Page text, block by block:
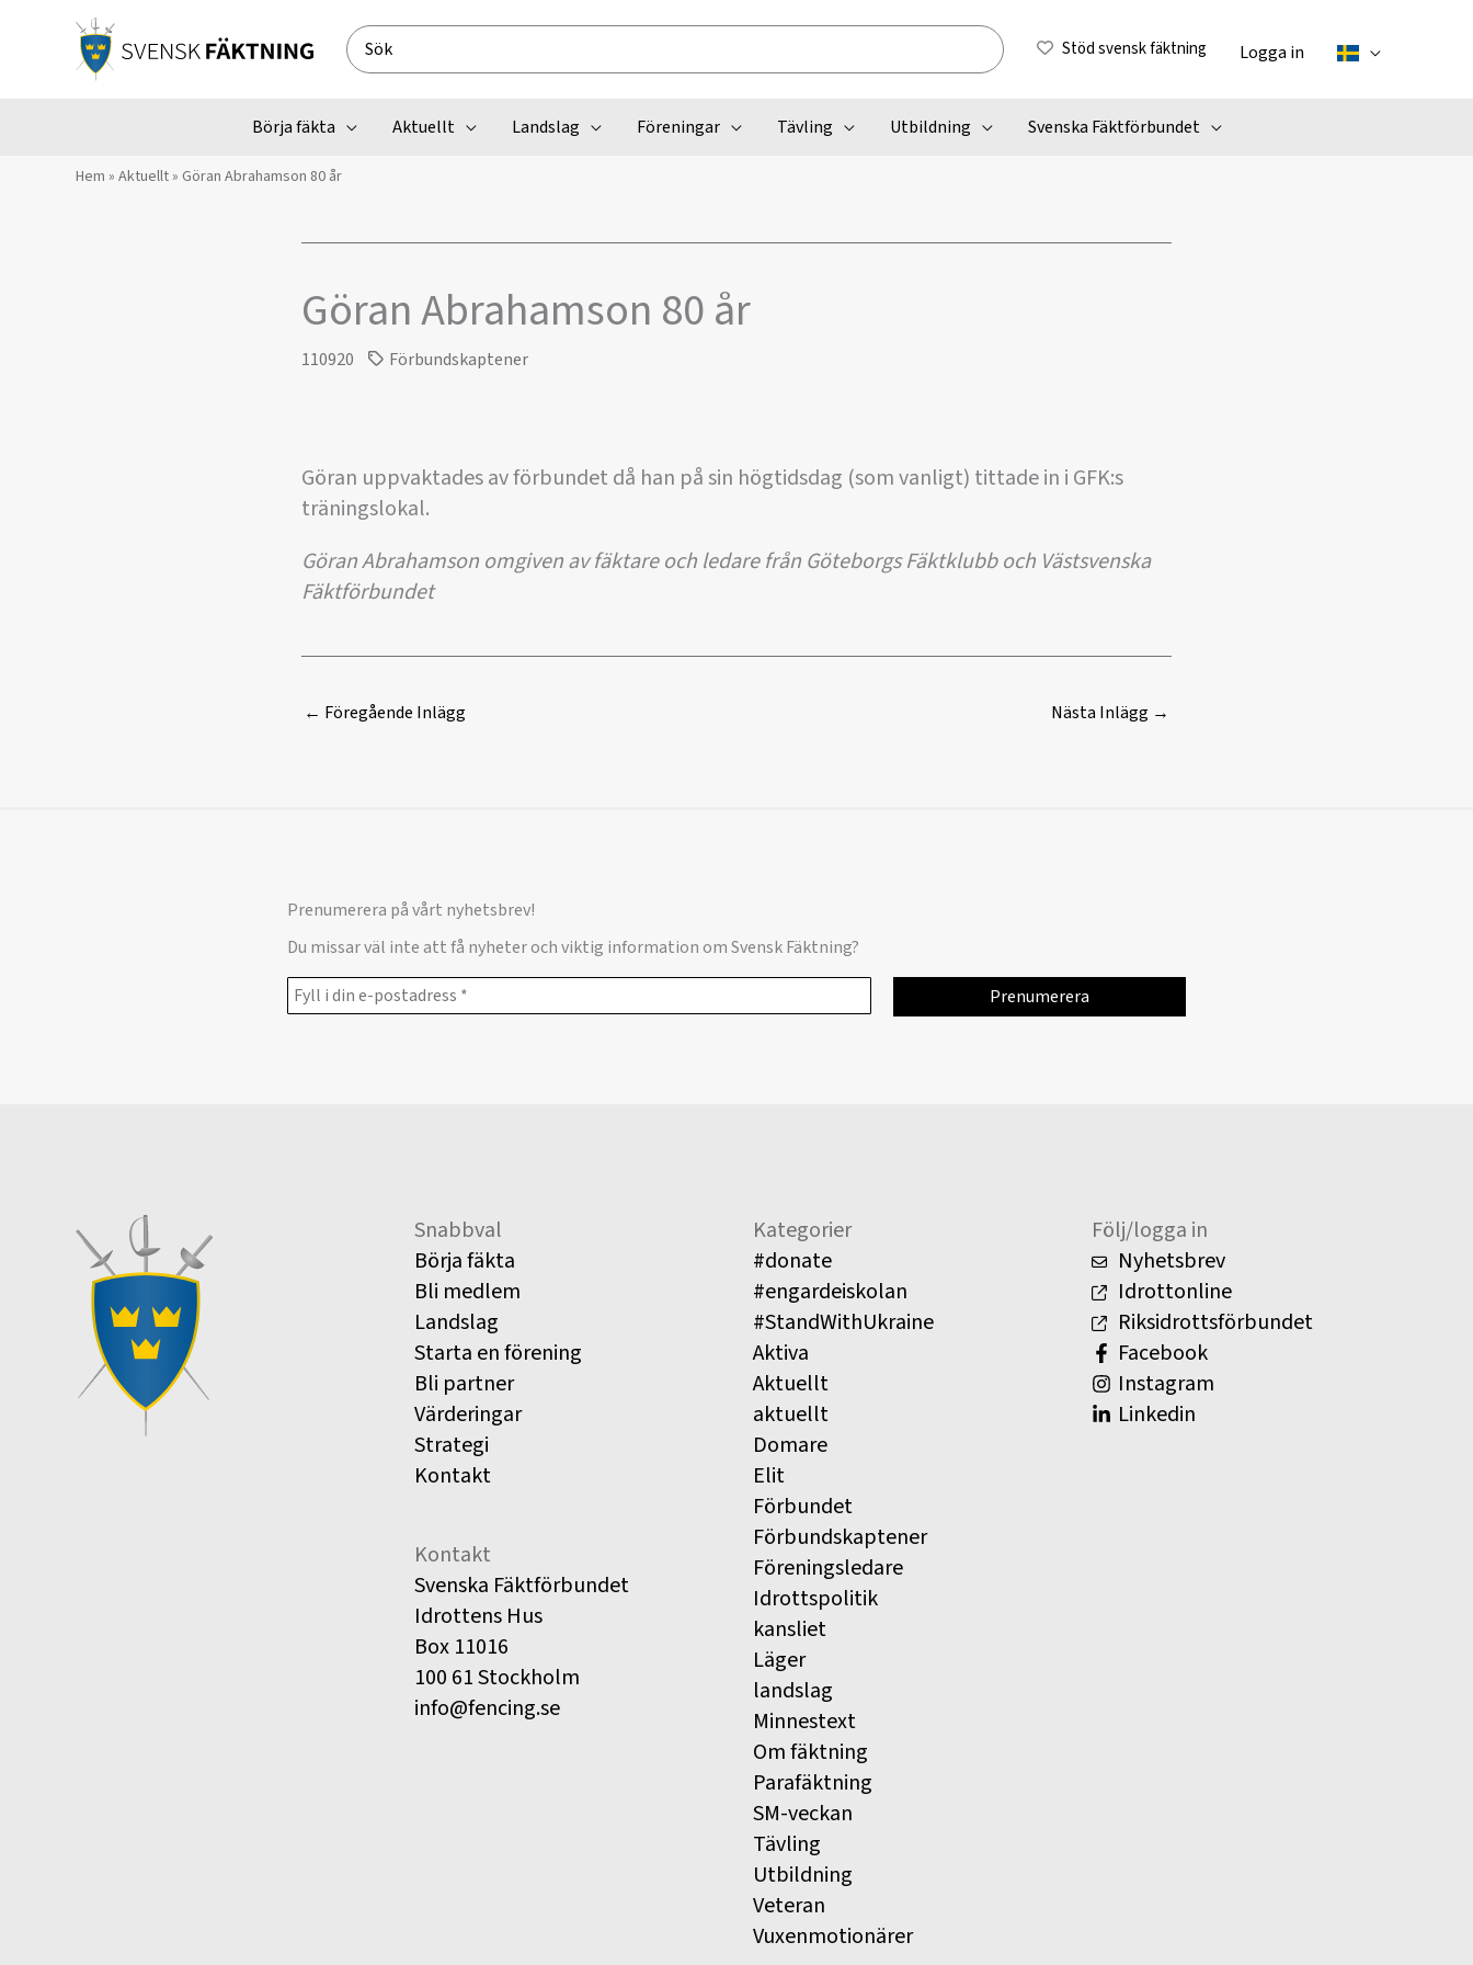
Search
for:
Stöd svensk fäktning Logga in
Börja fäkta Aktuellt Landslag Föreningar Tävling Utbildning Svenska Fäktförbundet
Hem » Aktuellt» Göran Abrahamson 80 år
Göran Abrahamson 80 år
110920 Förbundskaptener
Göran uppvaktades av förbundet då han på sin högtidsdag (som vanligt) tittade in i GFK:s
träningslokal.
Göran Abrahamson omgiven av fäktare och ledare från Göteborgs Fäktklubb och Västsvenska
Fäktförbundet
← Föregående Inlägg Nästa Inlägg →
Prenumerera på vårt nyhetsbrev!
Du missar väl inte att få nyheter och viktig information om Svensk Fäktning?
Snabbval
Börja fäkta
Bli medlem
Landslag
Starta en förening
Bli partner
Värderingar
Strategi
Kontakt
Kontakt
Svenska Fäktförbundet
Idrottens Hus
Box 11016
100 61 Stockholm
info@fencing.se
Kategorier
#donate
#engardeiskolan
#StandWithUkraine
Aktiva
Aktuellt
aktuellt
Domare
Elit
Förbundet
Förbundskaptener
Föreningsledare
Idrottspolitik
kansliet
Läger
landslag
Minnestext
Om fäktning
Parafäktning
SM-veckan
Tävling
Utbildning
Veteran
Vuxenmotionärer
Följ/logga in
Nyhetsbrev
Idrottonline
Riksidrottsförbundet
Facebook
Instagram
Linkedin